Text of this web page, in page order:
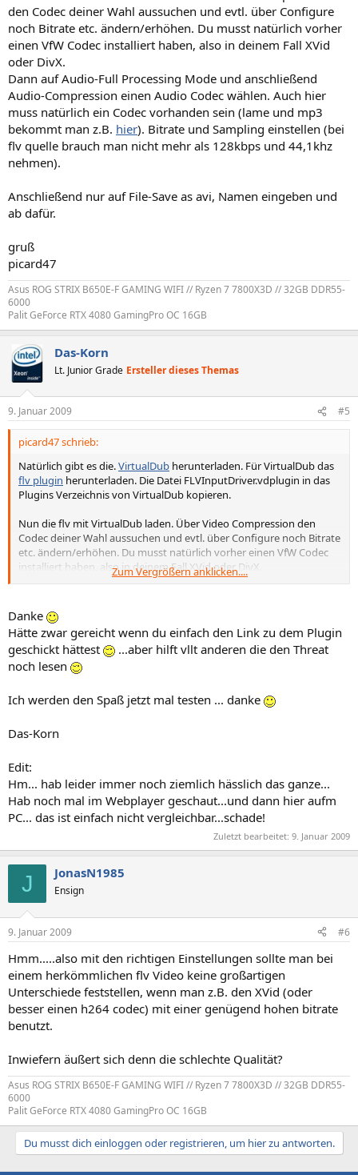
den Codec deiner Wahl aussuchen und evtl. über Configure
noch Bitrate etc. ändern/erhöhen. Du musst natürlich vorher
einen VfW Codec installiert haben, also in deinem Fall XVid
oder DivX.
Dann auf Audio-Full Processing Mode und anschließend
Audio-Compression einen Audio Codec wählen. Auch hier
muss natürlich ein Codec vorhanden sein (lame und mp3
bekommt man z.B. hier). Bitrate und Sampling einstellen (bei
flv quelle brauch man nicht mehr als 128kbps und 44,1khz
nehmen).
Anschließend nur auf File-Save as avi, Namen eingeben und
ab dafür.
gruß
picard47
Asus ROG STRIX B650E-F GAMING WIFI // Ryzen 7 7800X3D // 32GB DDR55-
6000
Palit GeForce RTX 4080 GamingPro OC 16GB
Das-Korn
Lt. Junior Grade Ersteller dieses Themas
9. Januar 2009 #5
picard47 schrieb:
Natürlich gibt es die.VirtualDub herunterladen. Für VirtualDub das
flv plugin herunterladen. Die Datei FLVInputDriver.vdplugin in das
Plugins Verzeichnis von VirtualDub kopieren.
Nun die flv mit VirtualDub laden. Über Video Compression den
Codec deiner Wahl aussuchen und evtl. über Configure noch Bitrate
etc. ändern/erhöhen. Du musst natürlich vorher einen VfW Codec
installiert haben, also in deinem Fall XVid oder DivX.
Dann auf Audio-Full Processing Mode und anschließend Audio-
ein Codec vorhanden sein (lame und mp3 bekommt man z.B.
Bitrate und Sampling einstellen (bei flv quelle brauch man nicht
mehr als 128kbps und 44,1khz nehmen).
Anschließend nur auf File-Save as avi, Namen eingeben und ab
Zum Vergrößern anklicken....
Danke
Hätte zwar gereicht wenn du einfach den Link zu dem Plugin
geschickt hättest
...aber hilft vllt anderen die den Threat
noch lesen
Ich werden den Spaß jetzt mal testen ... danke
Das-Korn
Edit:
Hm... hab leider immer noch ziemlich hässlich das ganze...
Hab noch mal im Webplayer geschaut...und dann hier aufm
PC... das ist einfach nicht vergleichbar...schade!
Zuletzt bearbeitet: 9. Januar 2009
J JonasN1985
Ensign
9. Januar 2009 #6
Hmm.....also mit den richtigen Einstellungen sollte man bei
einem herkömmlichen flv Video keine großartigen
Unterschiede feststellen, wenn man z.B. den XVid (oder
besser einen h264 codec) mit einer genügend hohen bitrate
benutzt.
Inwiefern äußert sich denn die schlechte Qualität?
Asus ROG STRIX B650E-F GAMING WIFI // Ryzen 7 7800X3D // 32GB DDR55-
6000
Palit GeForce RTX 4080 GamingPro OC 16GB
Du musst dich einloggen oder registrieren, um hier zu antworten.